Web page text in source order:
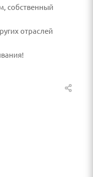
собственный
отраслей